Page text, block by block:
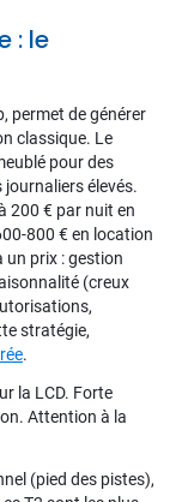
: le
permet de générer
classique. Le
pour des
élevés.
200 € par nuit en
800 € en location
un prix : gestion
(creux
stratégie,
.
la LCD. Forte
Attention à la
(pied des pistes),